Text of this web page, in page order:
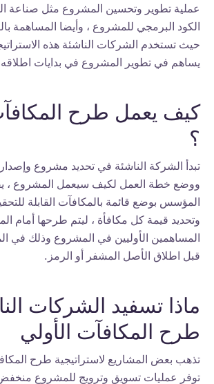
عملية تطوير وتحسين المشروع مثل صناعة
الكود البرمجي للمشروع ، وأيضا المساهمة
حيث تستخدم الشركات الناشئة هذه
يساهم في تطوير المشروع في بدايات
كيف يعمل طرح
؟
تبدأ الشركة الناشئة في تحديد مشروع وإصدار
ووضع خطة العمل لكيف سيعمل المشروع ،
المؤسس بوضع قائمة بالمكافآت القابلة
وتحديد قيمة كل مكافأة ، ليتم طرحها أمام
المساهمين الأوليين في المشروع وذلك في
قبل اطلاق الأصل المشفر أو الرمز.
ماذا تسفيد الشركات
طرح المكافآت الأولي
تذهب بعض المشاريع لاستراتيجية طرح
توفر عمليات تسويق وترويج للمشروع منخفض